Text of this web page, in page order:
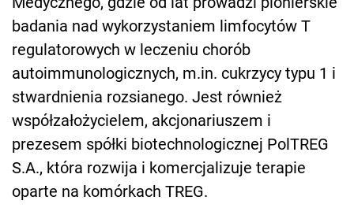
badania nad wykorzystaniem limfocytów T
regulatorowych w leczeniu chorób
autoimmunologicznych, m.in. cukrzycy typu 1 i
stwardnienia rozsianego. Jest również
współzałożycielem, akcjonariuszem i
prezesem spółki biotechnologicznej PolTREG
S.A., która rozwija i komercjalizuje terapie
oparte na komórkach TREG.